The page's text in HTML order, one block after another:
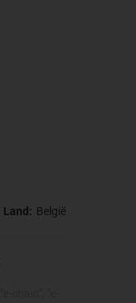
Land: België